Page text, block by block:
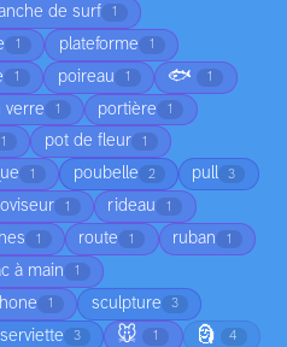
de surf 1
1 plateforme 1
1 poireau 1 🐟 1
verre 1 portière 1
1 pot de fleur 1
1 poubelle 2 pull 3
1 rideau 1
1 route 1 ruban 1
à main 1
1 sculpture 3
serviette 3 🐭 1 🗿 4